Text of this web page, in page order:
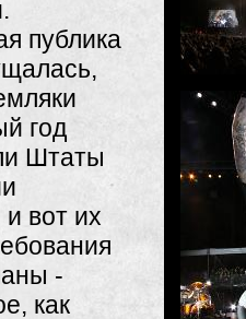
публика
год
Штаты
вот их
-
как